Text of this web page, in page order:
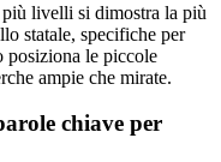
livelli si dimostra la più
statale, specifiche per
posiziona le piccole
ampie che mirate.
chiave per